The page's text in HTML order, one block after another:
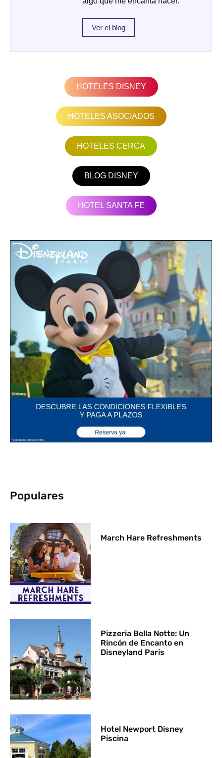
Ver el blog
HOTELES DISNEY
HOTELES ASOCIADOS
HOTELES CERCA
BLOG DISNEY
HOTEL SANTA FE
Populares
March Hare Refreshments
Pizzeria Bella Notte: Un
Rincón de Encanto en
Disneyland Paris
Hotel Newport Disney
Piscina